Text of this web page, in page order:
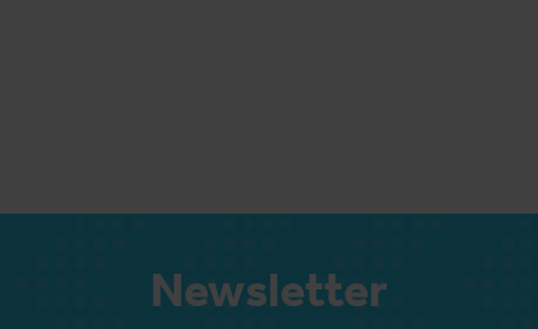
Newsletter